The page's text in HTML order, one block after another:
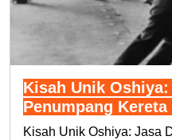
Kisah Unik
Penumpang
Kisah Unik Oshiya: Jasa